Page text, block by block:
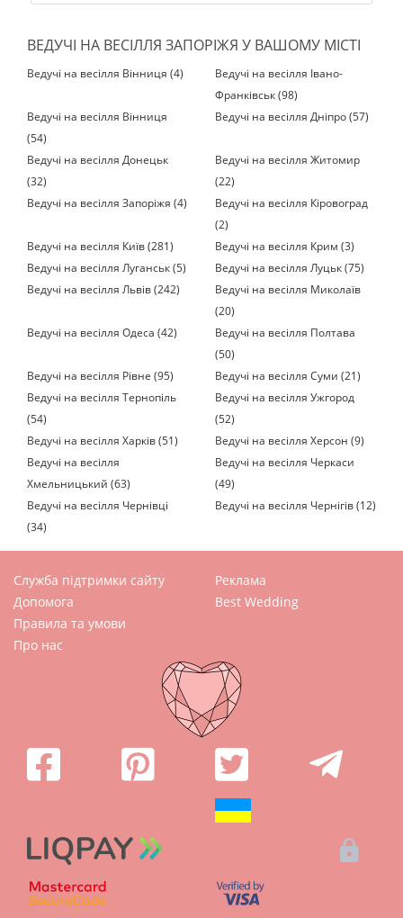
ВЕДУЧІ НА ВЕСІЛЛЯ ЗАПОРІЖЯ У ВАШОМУ МІСТІ
Ведучі на весілля Вінниця (4)
Ведучі на весілля Івано-
Франківськ (98)
Ведучі на весілля Вінниця
(54)
Ведучі на весілля Дніпро (57)
Ведучі на весілля Донецьк
(32)
Ведучі на весілля Житомир
(22)
Ведучі на весілля Запоріжя (4)
Ведучі на весілля Кіровоград
(2)
Ведучі на весілля Київ (281)
Ведучі на весілля Крим (3)
Ведучі на весілля Луганськ (5)
Ведучі на весілля Луцьк (75)
Ведучі на весілля Львів (242)
Ведучі на весілля Миколаїв
(20)
Ведучі на весілля Одеса (42)
Ведучі на весілля Полтава
(50)
Ведучі на весілля Рівне (95)
Ведучі на весілля Суми (21)
Ведучі на весілля Тернопіль
(54)
Ведучі на весілля Ужгород
(52)
Ведучі на весілля Харків (51)
Ведучі на весілля Херсон (9)
Ведучі на весілля
Хмельницький (63)
Ведучі на весілля Черкаси
(49)
Ведучі на весілля Чернівці
(34)
Ведучі на весілля Чернігів (12)
Служба підтримки сайту
Допомога
Правила та умови
Про нас
Реклама
Best Wedding